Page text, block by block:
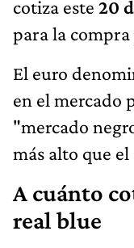
cotiza este 20
para la compra
El euro
en el mercado
"mercado
más alto que
A cuánto
real blue